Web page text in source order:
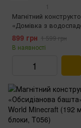
1
Магнітний
«Домівка з
World Minecraft (107
блоків, T079)
899 грн 1 599 грн
В наявності